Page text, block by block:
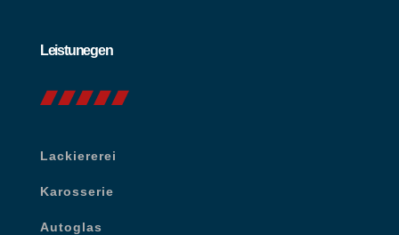
Leistunegen
Lackiererei
Karosserie
Autoglas